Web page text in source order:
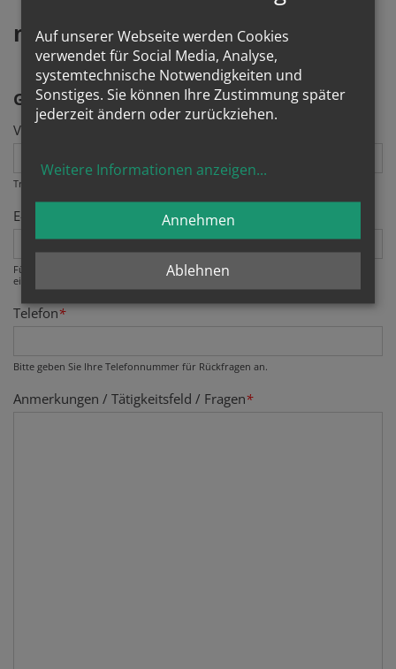
mitmachen - Rückmeldeformular
GEBURTSTAGSBRIEFE AUSTRAGEN
Vor- und Zuname
Tragen Sie bitte hier Ihren Vor- und Familiennamen ein.
E-Mail
Fügen Sie bitte Ihre E-Mail Adresse als vornehmlichen Kommunikationskanal
ein.
Telefon*
Bitte geben Sie Ihre Telefonnummer für Rückfragen an.
Anmerkungen / Tätigkeitsfeld / Fragen*
Auf unserer Webseite werden Cookies
verwendet für Social Media, Analyse,
systemtechnische Notwendigkeiten und
Sonstiges. Sie können Ihre Zustimmung später
jederzeit ändern oder zurückziehen.
Weitere Informationen anzeigen...
Ablehnen
Annehmen